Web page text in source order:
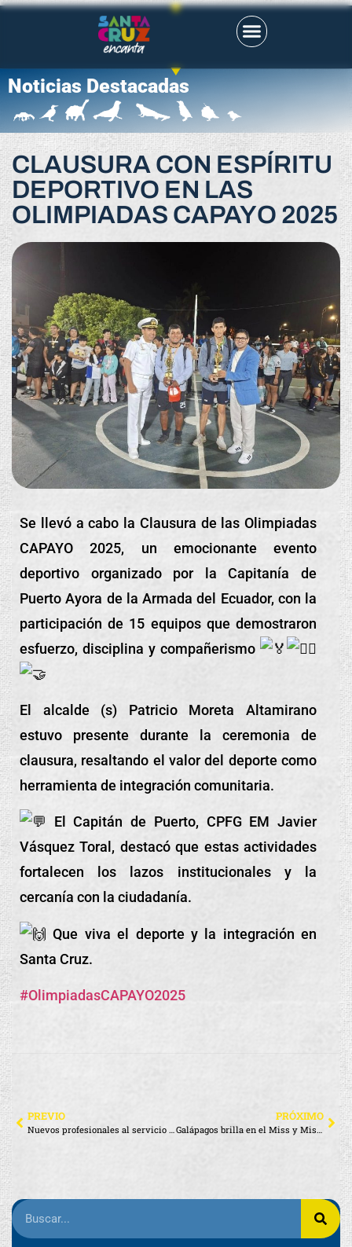
Noticias Destacadas
CLAUSURA CON ESPÍRITU
DEPORTIVO EN LAS
OLIMPIADAS CAPAYO 2025
Se llevó a cabo la Clausura de las Olimpiadas
CAPAYO 2025, un emocionante evento
deportivo organizado por la Capitanía de
Puerto Ayora de la Armada del Ecuador, con la
participación de 15 equipos que demostraron
esfuerzo, disciplina y compañerismo
El alcalde (s) Patricio Moreta Altamirano
estuvo presente durante la ceremonia de
clausura, resaltando el valor del deporte como
herramienta de integración comunitaria.
El Capitán de Puerto, CPFG EM Javier
Vásquez Toral, destacó que estas actividades
fortalecen los lazos institucionales y la
cercanía con la ciudadanía.
Que viva el deporte y la integración en
Santa Cruz.
#OlimpiadasCAPAYO2025
PREVIO
Nuevos profesionales al servicio de Galápagos
PRÓXIMO
Galápagos brilla en el Miss y Mister Ecuador Novatos 2025